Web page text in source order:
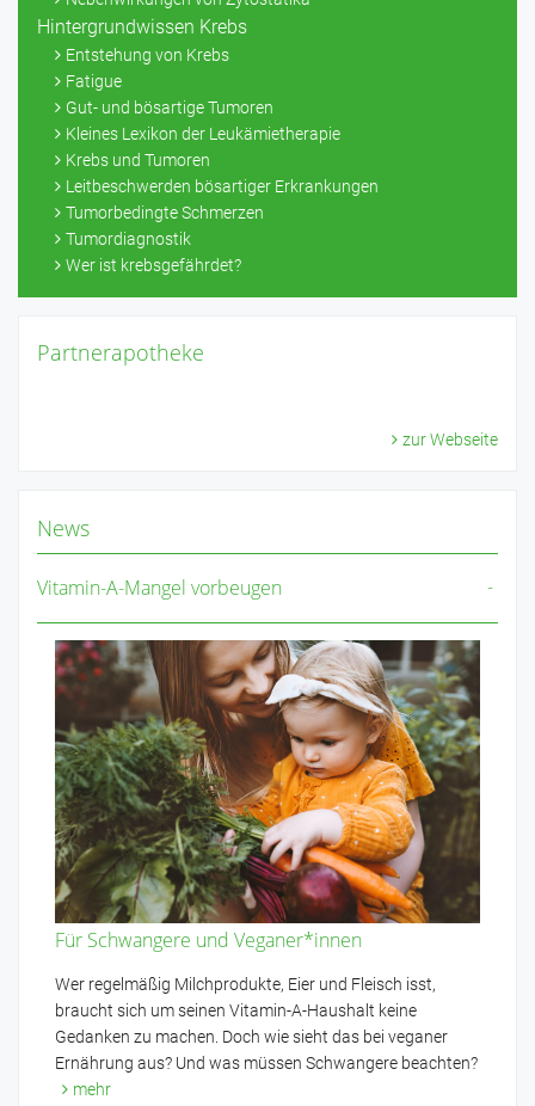
Hintergrundwissen Krebs
Entstehung von Krebs
Fatigue
Gut- und bösartige Tumoren
Kleines Lexikon der Leukämietherapie
Krebs und Tumoren
Leitbeschwerden bösartiger Erkrankungen
Tumorbedingte Schmerzen
Tumordiagnostik
Wer ist krebsgefährdet?
Partnerapotheke
zur Webseite
News
Vitamin-A-Mangel vorbeugen
Für Schwangere und Veganer*innen
Wer regelmäßig Milchprodukte, Eier und Fleisch isst,
braucht sich um seinen Vitamin-A-Haushalt keine
Gedanken zu machen. Doch wie sieht das bei veganer
Ernährung aus? Und was müssen Schwangere beachten?
mehr